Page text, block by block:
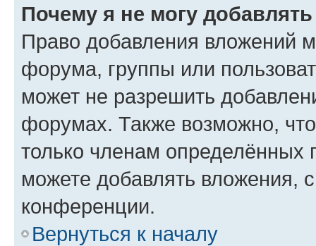
Почему я не могу
Право добавления вложений
форума, группы или
может не разрешить
форумах. Также возможно,
только членам определённых
можете добавлять вложения,
конференции.
Вернуться к началу